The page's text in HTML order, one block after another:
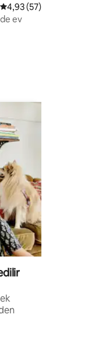
5 üzerinden
4,93 (57)
ev